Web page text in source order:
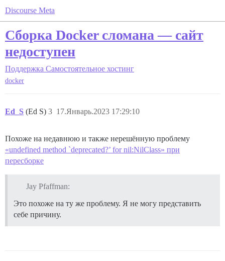
Discourse Meta
Сборка Docker сломана — сайт
недоступен
Поддержка Самостоятельное хостинг
docker
Ed_S (Ed S) 17.Январь.2023 17:29:10
3
Похоже на недавнюю и также нерешённую проблему
«undefined method `deprecated?’ for nil:NilClass» при
пересборке
Jay Pfaffman:
Это похоже на ту же проблему. Я не могу представить
себе причину.